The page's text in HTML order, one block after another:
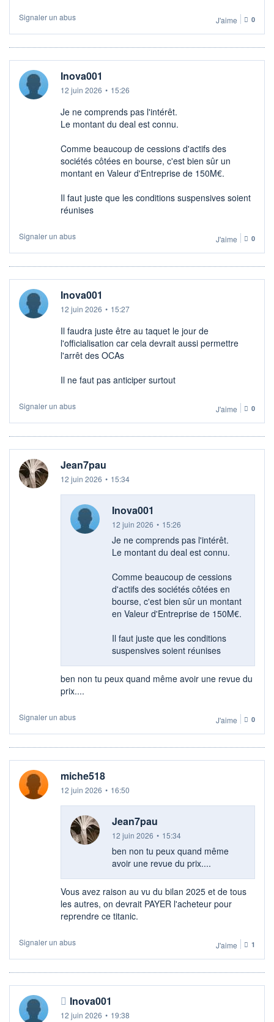
Signaler un abus J'aime 0
Inova001
12 juin 2026 • 15:26
Je ne comprends pas l'intérêt.
Le montant du deal est connu.
Comme beaucoup de cessions d'actifs des
sociétés côtées en bourse, c'est bien sûr un
montant en Valeur d'Entreprise de 150M€.
Il faut juste que les conditions suspensives soient
réunises
Signaler un abus J'aime 0
Inova001
12 juin 2026 • 15:27
Il faudra juste être au taquet le jour de
l'officialisation car cela devrait aussi permettre
l'arrêt des OCAs
Il ne faut pas anticiper surtout
Signaler un abus J'aime 0
Jean7pau
12 juin 2026 • 15:34
Inova001
12 juin 2026 • 15:26
Je ne comprends pas l'intérêt.
Le montant du deal est connu.
Comme beaucoup de cessions
d'actifs des sociétés côtées en
bourse, c'est bien sûr un montant
en Valeur d'Entreprise de 150M€.
Il faut juste que les conditions
suspensives soient réunises
ben non tu peux quand même avoir une revue du
prix....
Signaler un abus J'aime 0
miche518
12 juin 2026 • 16:50
Jean7pau
12 juin 2026 • 15:34
ben non tu peux quand même
avoir une revue du prix....
Vous avez raison au vu du bilan 2025 et de tous
les autres, on devrait PAYER l'acheteur pour
reprendre ce titanic.
Signaler un abus J'aime 1
Inova001
12 juin 2026 • 19:38